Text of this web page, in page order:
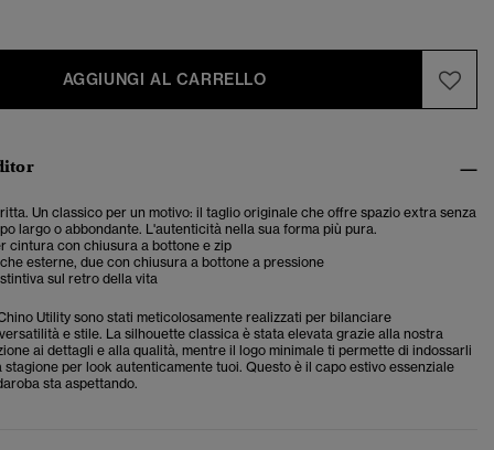
AGGIUNGI AL CARRELLO
Un classico per un motivo: il taglio originale che offre spazio extra senza
largo o abbondante. L'autenticità nella sua forma più pura.
cintura con chiusura a bottone e zip
esterne, due con chiusura a bottone a pressione
sul retro della vita
Utility sono stati meticolosamente realizzati per bilanciare
e stile. La silhouette classica è stata elevata grazie alla nostra
ai dettagli e alla qualità, mentre il logo minimale ti permette di indossarli
per look autenticamente tuoi. Questo è il capo estivo essenziale
sta aspettando.